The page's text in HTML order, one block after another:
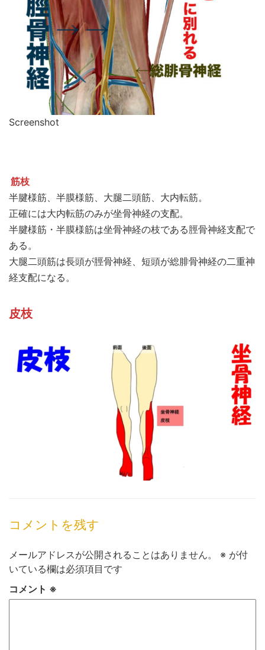
Screenshot
筋枝
半腱様筋、半膜様筋、大腿二頭筋、大内転筋。
正確には大内転筋のみが坐骨神経の支配。
半腱様筋・半膜様筋は坐骨神経の枝である脛骨神経支配で
ある。
大腿二頭筋は長頭が脛骨神経、短頭が総腓骨神経の二重神
経支配になる。
皮枝
コメントを残す
メールアドレスが公開されることはありません。 ※ が付
いている欄は必須項目です
コメント ※